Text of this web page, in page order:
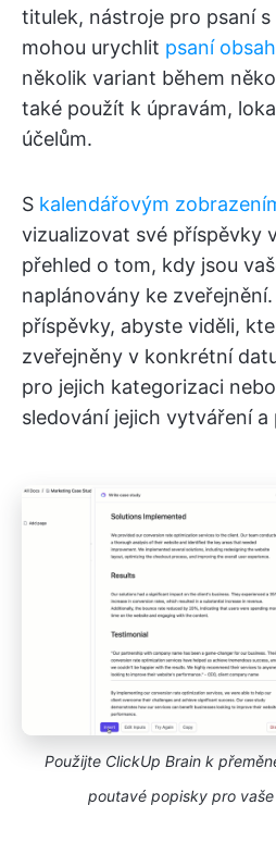
titulek, nástroje pro psaní
mohou urychlit psaní
několik variant během
také použít k úpravám,
účelům.
S kalendářovým
vizualizovat své příspěvky
přehled o tom, kdy jsou
naplánovány ke
příspěvky, abyste viděli,
zveřejněny v konkrétní
pro jejich kategorizaci
sledování jejich vytváření a
Použijte ClickUp Brain k
poutavé popisky pro